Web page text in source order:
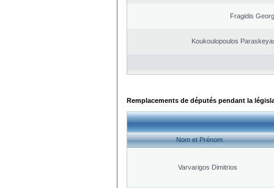
Fragidis
Koukoulopoulos
Remplacements de députés pendant la
Nom et Prénom
Varvarigos Dimitrios